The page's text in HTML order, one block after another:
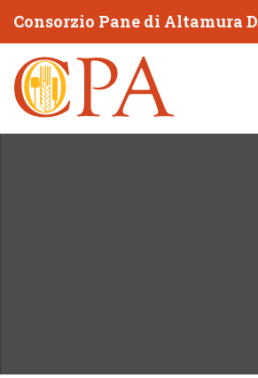
Consorzio Pane di Altamura